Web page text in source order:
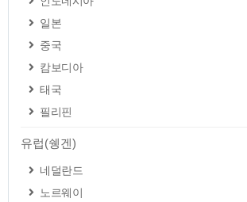
일본
중국
캄보디아
태국
필리핀
유럽(쉥겐)
네덜란드
노르웨이